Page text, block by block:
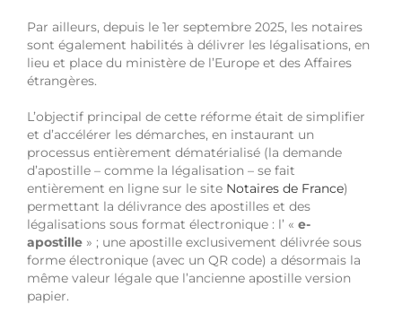
Par ailleurs, depuis le 1er septembre 2025, les notaires
sont également habilités à délivrer les légalisations, en
lieu et place du ministère de l’Europe et des Affaires
étrangères.
L’objectif principal de cette réforme était de simplifier
et d’accélérer les démarches, en instaurant un
processus entièrement dématérialisé (la demande
d’apostille – comme la légalisation – se fait
entièrement en ligne sur le site Notaires de France)
permettant la délivrance des apostilles et des
légalisations sous format électronique : l’ « e-
apostille » ; une apostille exclusivement délivrée sous
forme électronique (avec un QR code) a désormais la
même valeur légale que l’ancienne apostille version
papier.